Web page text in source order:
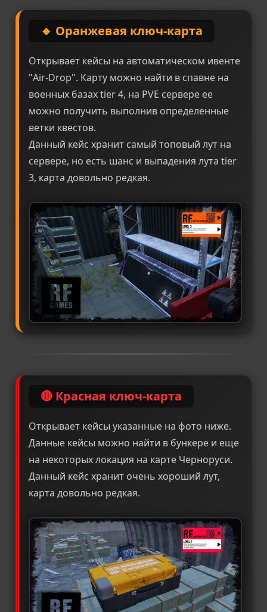
🔸 Оранжевая ключ-карта
Открывает кейсы на автоматическом ивенте
"Air-Drop". Карту можно найти в спавне на
военных базах tier 4, на PVE сервере ее
можно получить выполнив определенные
ветки квестов.
Данный кейс хранит самый топовый лут на
сервере, но есть шанс и выпадения лута tier
3, карта довольно редкая.
🔴 Красная ключ-карта
Открывает кейсы указанные на фото ниже.
Данные кейсы можно найти в бункере и еще
на некоторых локация на карте Черноруси.
Данный кейс хранит очень хороший лут,
карта довольно редкая.